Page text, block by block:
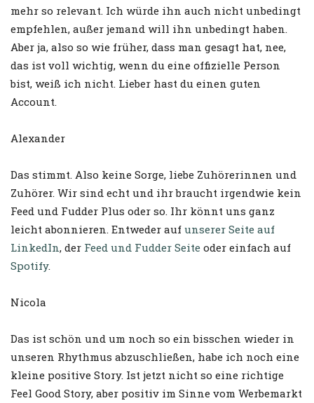
mehr so relevant. Ich würde ihn auch nicht unbedingt
empfehlen, außer jemand will ihn unbedingt haben.
Aber ja, also so wie früher, dass man gesagt hat, nee,
das ist voll wichtig, wenn du eine offizielle Person
bist, weiß ich nicht. Lieber hast du einen guten
Account.
Alexander
Das stimmt. Also keine Sorge, liebe Zuhörerinnen und
Zuhörer. Wir sind echt und ihr braucht irgendwie kein
Feed und Fudder Plus oder so. Ihr könnt uns ganz
leicht abonnieren. Entweder auf unserer Seite auf
LinkedIn, der Feed und Fudder Seite oder einfach auf
Spotify.
Nicola
Das ist schön und um noch so ein bisschen wieder in
unseren Rhythmus abzuschließen, habe ich noch eine
kleine positive Story. Ist jetzt nicht so eine richtige
Feel Good Story, aber positiv im Sinne vom Werbemarkt